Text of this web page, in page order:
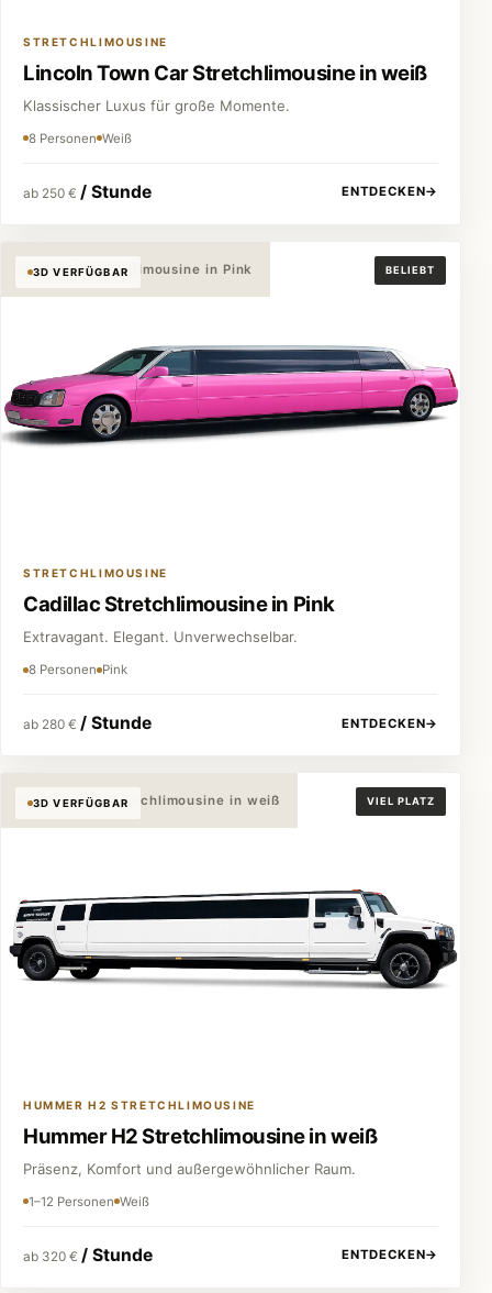
STRETCHLIMOUSINE
Lincoln Town Car Stretchlimousine in weiß
Klassischer Luxus für große Momente.
8 Personen Weiß
ab 250 € / Stunde ENTDECKEN→
Cadillac Stretchlimousine in Pink
3D VERFÜGBAR BELIEBT
STRETCHLIMOUSINE
Cadillac Stretchlimousine in Pink
Extravagant. Elegant. Unverwechselbar.
8 Personen Pink
ab 280 € / Stunde ENTDECKEN→
Hummer H2 Stretchlimousine in weiß
3D VERFÜGBAR VIEL PLATZ
HUMMER H2 STRETCHLIMOUSINE
Hummer H2 Stretchlimousine in weiß
Präsenz, Komfort und außergewöhnlicher Raum.
1–12 Personen Weiß
ab 320 € / Stunde ENTDECKEN→